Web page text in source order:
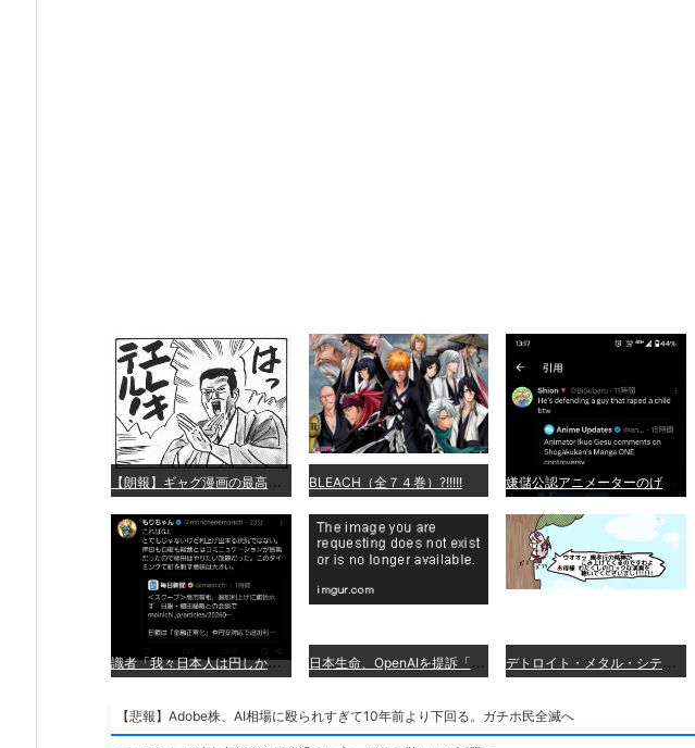
【
朗報】ギャグ漫画の最高傑作、「パタリロ」に決まる BLEACH（全７４巻）?!!!!! 嫌儲公認アニメーターのげそいくおさん、マンガワン騒動を冷笑してスーパー大炎上
識
者「我々日本人は円しか使っていないので円安になろうが問題ない」 日
本生命、OpenAIを提訴「ChatGPTが非弁行為」 デ
トロイト・メタル・シティー ⇐これ、いまアニメ化したら、えらいことになってたよな？
【悲報】Adobe株、AI相場に殴られすぎて10年前より下回る。ガチホ民全滅へ